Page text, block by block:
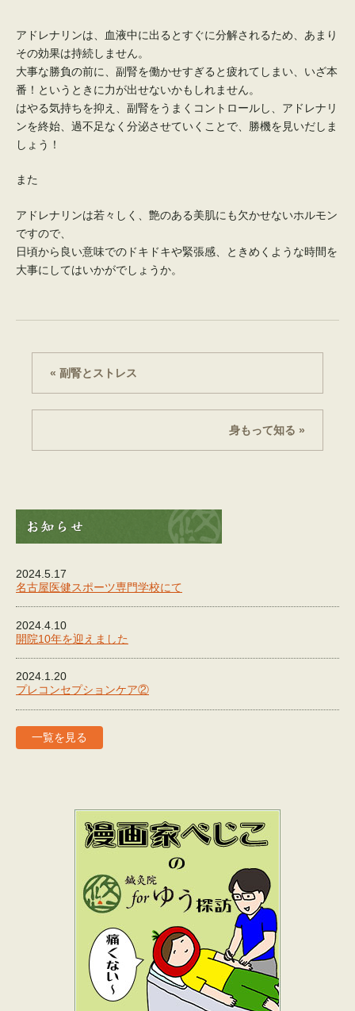
アドレナリンは、血液中に出るとすぐに分解されるため、あまり
その効果は持続しません。
大事な勝負の前に、副腎を働かせすぎると疲れてしまい、いざ本
番！というときに力が出せないかもしれません。
はやる気持ちを抑え、副腎をうまくコントロールし、アドレナリ
ンを終始、過不足なく分泌させていくことで、勝機を見いだしま
しょう！
また
アドレナリンは若々しく、艶のある美肌にも欠かせないホルモン
ですので、
日頃から良い意味でのドキドキや緊張感、ときめくような時間を
大事にしてはいかがでしょうか。
« 副腎とストレス
身もって知る »
2024.5.17
名古屋医健スポーツ専門学校にて
2024.4.10
開院10年を迎えました
2024.1.20
プレコンセプションケア②
一覧を見る